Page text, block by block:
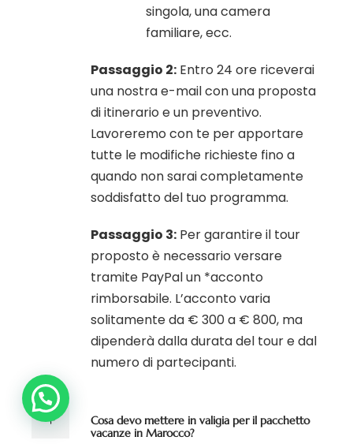
singola, una camera
familiare, ecc.
Passaggio 2: Entro 24 ore riceverai
una nostra e-mail con una proposta
di itinerario e un preventivo.
Lavoreremo con te per apportare
tutte le modifiche richieste fino a
quando non sarai completamente
soddisfatto del tuo programma.
Passaggio 3: Per garantire il tour
proposto è necessario versare
tramite PayPal un *acconto
rimborsabile. L’acconto varia
solitamente da € 300 a € 800, ma
dipenderà dalla durata del tour e dal
numero di partecipanti.
Cosa devo mettere in valigia per il pacchetto
vacanze in Marocco?